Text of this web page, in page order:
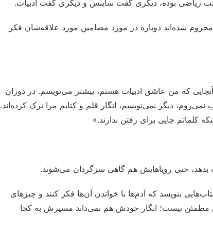
ریاضی بوده، دیگری گفت ساینس و دیگری گفت ادبیات.
شده‌اند دوباره در مورد مضامین مورد علاقه‌شان فکر
که من عاشق ادبیات هستم، بیشتر می‌نویسم. در دوران
دیگر نمی‌نویسم، انگار قلم و کتابم مرا ترک کرده‌اند.
جایی برای رفتن ندارند.»
حتی رویاهایش هم گاهی سرگردان می‌شوند.
بنویسد که آدم‌ها با خواندن آن‌ها فکر کنند و چیزهای
مطمئن نیست؛ انگار خودش هم نمی‌داند مسیرش به کجا